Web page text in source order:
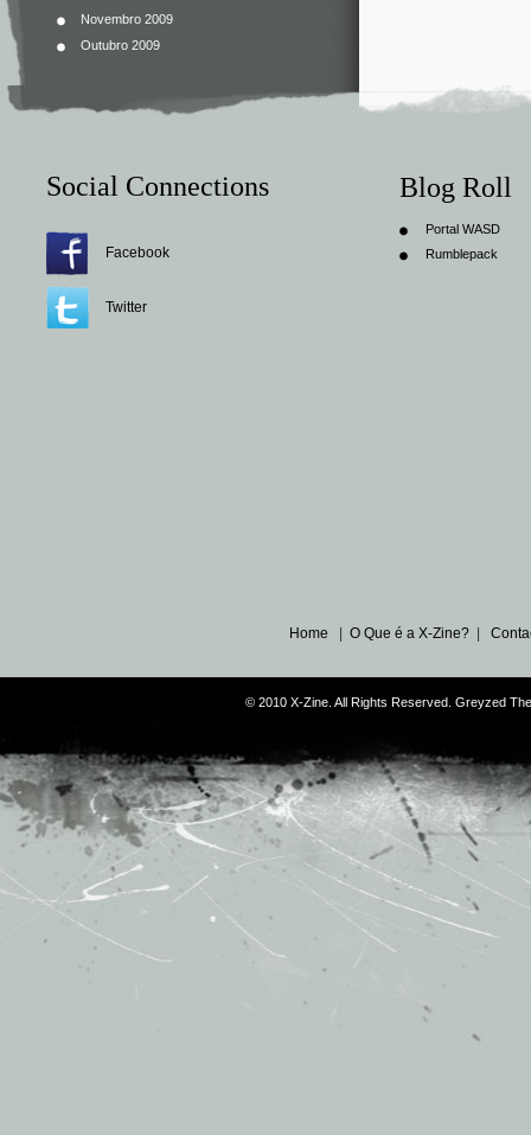
Novembro 2009
Outubro 2009
Social Connections
Facebook
Twitter
Blog Roll
Portal WASD
Rumblepack
Home O Que é a X-Zine?
© 2010 X-Zine. All Rights Reserved. Greyzed